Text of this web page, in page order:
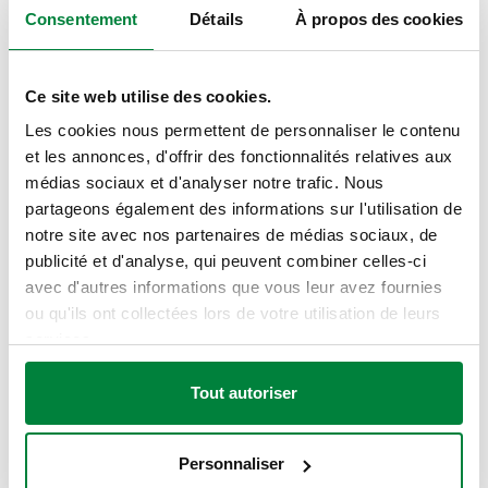
Consentement Détails À propos des cookies
Ce site web utilise des cookies.
Les cookies nous permettent de personnaliser le contenu
et les annonces, d'offrir des fonctionnalités relatives aux
médias sociaux et d'analyser notre trafic. Nous
partageons également des informations sur l'utilisation de
notre site avec nos partenaires de médias sociaux, de
publicité et d'analyse, qui peuvent combiner celles-ci
avec d'autres informations que vous leur avez fournies
ou qu'ils ont collectées lors de votre utilisation de leurs
Tout autoriser
Personnaliser
DESSINS ET SPÉCIFICATIONS
Code
Raccord Note DN Actions
580004
R 1/2" (EN
10226-1) M
raccord union
-
DN 15
(corps)
PDF